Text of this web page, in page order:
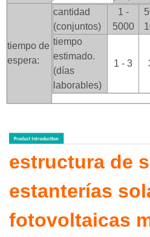
tiempo de
espera:
cantidad
(conjuntos)
1 -
5000
tiempo
estimado.
(días
laborables)
1 - 3
estructura de
estanterías
fotovoltaicas